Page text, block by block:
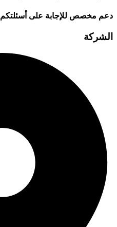
دعم مخصص للإجابة على أسئلتكم
الشركة